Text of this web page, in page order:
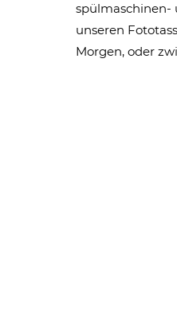
spülmaschinen-
unseren
Morgen, oder